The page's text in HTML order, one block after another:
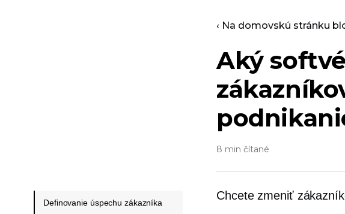
‹ Na domovskú stránku
Aký
8 min čítané
Chcete zmeniť
Definovanie úspechu zákazníka